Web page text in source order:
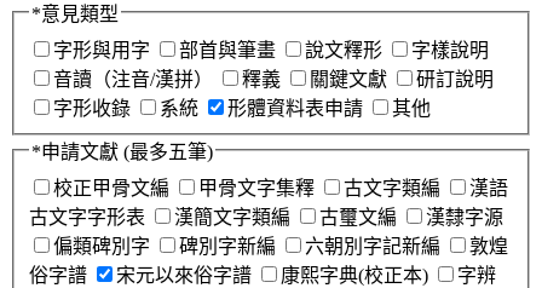
*意見類型
字形與用字
部首與筆畫 說文釋形
字樣說明
音讀（注音/漢拼）
釋義 關鍵文獻
研訂說明
字形收錄
系統 形體資料表申請 其他
*申請文獻 (最多五筆)
校正甲骨文編
甲骨文字集釋 古文字類編
漢語
古文字字形表
漢簡文字類編 古璽文編
漢隸字源
偏類碑別字
碑別字新編 六朝別字記新編
敦煌
俗字譜
宋元以來俗字譜 康熙字典(校正本)
字辨